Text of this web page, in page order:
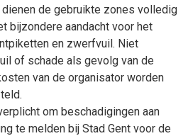
dienen de gebruikte zones volledig
bijzondere aandacht voor het
en zwerfvuil. Niet
of schade als gevolg van de
van de organisator worden
om beschadigingen aan
te melden bij Stad Gent voor de